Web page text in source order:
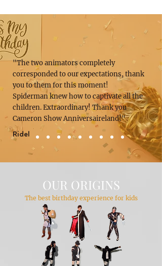
"The two animators completely
corresponded to our expectations, thank
you to them for this moment!
Spiderman knew how to captivate all the
children. Extraordinary! Thank you
Cameron Show Anniversaireland!"
Ridel
OUR ORIGINS
The best birthday experience for kids